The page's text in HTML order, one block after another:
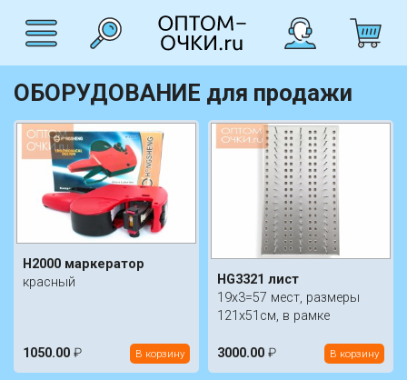
ОБОРУДОВАНИЕ для продажи
H2000 маркератор
красный
1050.00 ₽ В корзину
HG3321 лист
19х3=57 мест, размеры
121х51см, в рамке
3000.00 ₽ В корзину